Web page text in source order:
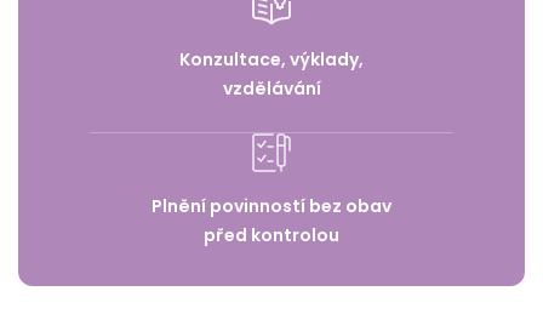
Konzultace, výklady,
vzdělávání
Plnění povinností bez obav
před kontrolou